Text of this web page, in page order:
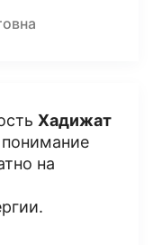
Хадижат
на